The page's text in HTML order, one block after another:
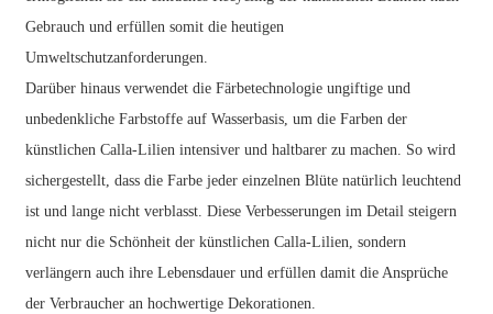
Gebrauch und erfüllen somit die heutigen
Umweltschutzanforderungen.
Darüber hinaus verwendet die Färbetechnologie ungiftige und
unbedenkliche Farbstoffe auf Wasserbasis, um die Farben der
künstlichen Calla-Lilien intensiver und haltbarer zu machen. So wird
sichergestellt, dass die Farbe jeder einzelnen Blüte natürlich leuchtend
ist und lange nicht verblasst. Diese Verbesserungen im Detail steigern
nicht nur die Schönheit der künstlichen Calla-Lilien, sondern
verlängern auch ihre Lebensdauer und erfüllen damit die Ansprüche
der Verbraucher an hochwertige Dekorationen.